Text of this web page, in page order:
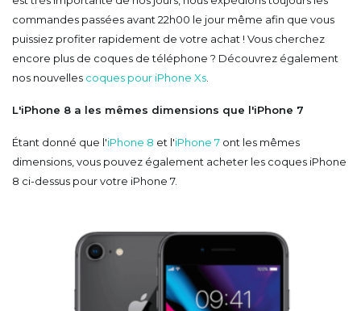
commandes passées avant 22h00 le jour même afin que vous
puissiez profiter rapidement de votre achat ! Vous cherchez
encore plus de coques de téléphone ? Découvrez également
nos nouvelles coques pour iPhone Xs.
L'iPhone 8 a les mêmes dimensions que l'iPhone 7
Étant donné que l'iPhone 8 et l'iPhone 7 ont les mêmes
dimensions, vous pouvez également acheter les coques iPhone
8 ci-dessus pour votre iPhone 7.